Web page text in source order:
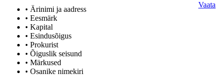
• Ärinimi ja aadress
• Eesmärk
• Kapital
• Esindusõigus
• Prokurist
• Õiguslik seisund
• Märkused
• Osanike nimekiri
Vaata